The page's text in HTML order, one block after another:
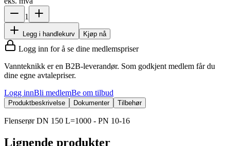
1
Legg i handlekurv Kjøp nå
Logg inn for å se dine medlemspriser
Vannteknikk er en B2B-leverandør. Som godkjent medlem får du
dine egne avtalepriser.
Logg innBli medlemBe om tilbud
Produktbeskrivelse Dokumenter Tilbehør
Flenserør DN 150 L=1000 - PN 10-16
Lignende produkter